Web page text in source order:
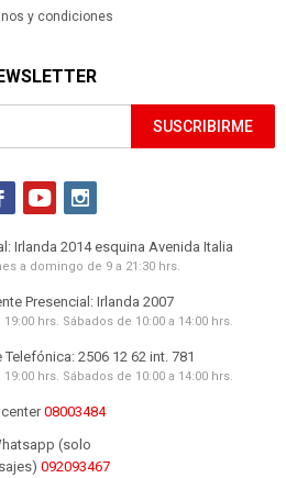
y condiciones
SUSCRIBIRME
 
Irlanda 2014 esquina Avenida Italia
a domingo de 9 a 21:30 hrs.
Presencial: Irlanda 2007
hrs. Sábados de 10:00 a 14:00 hrs.
2506 12 62 int. 781
hrs. Sábados de 10:00 a 14:00 hrs.
08003484
(solo
092093467